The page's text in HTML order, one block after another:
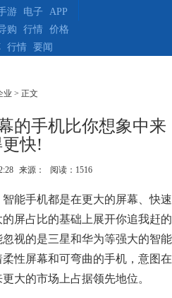
游 电子
APP
购 行情
价格
行情 要闻
业 > 正文
的手机比你想象中来
快!
来源： 阅读：1516
能手机都是在更大的屏幕、快速
屏占比的基础上展开你追我赶的
视的是三星和华为等强大的智能
性屏幕和可弯曲的手机，意图在
大的市场上占据领先地位。